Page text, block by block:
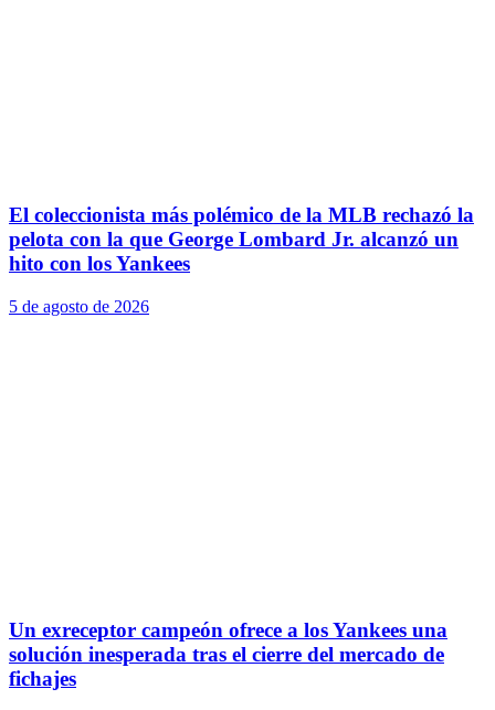
El coleccionista más polémico de la MLB rechazó la
pelota con la que George Lombard Jr. alcanzó un
hito con los Yankees
5 de agosto de 2026
Un exreceptor campeón ofrece a los Yankees una
solución inesperada tras el cierre del mercado de
fichajes